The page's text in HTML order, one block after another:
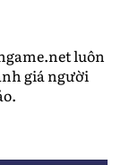
luôn
giá người